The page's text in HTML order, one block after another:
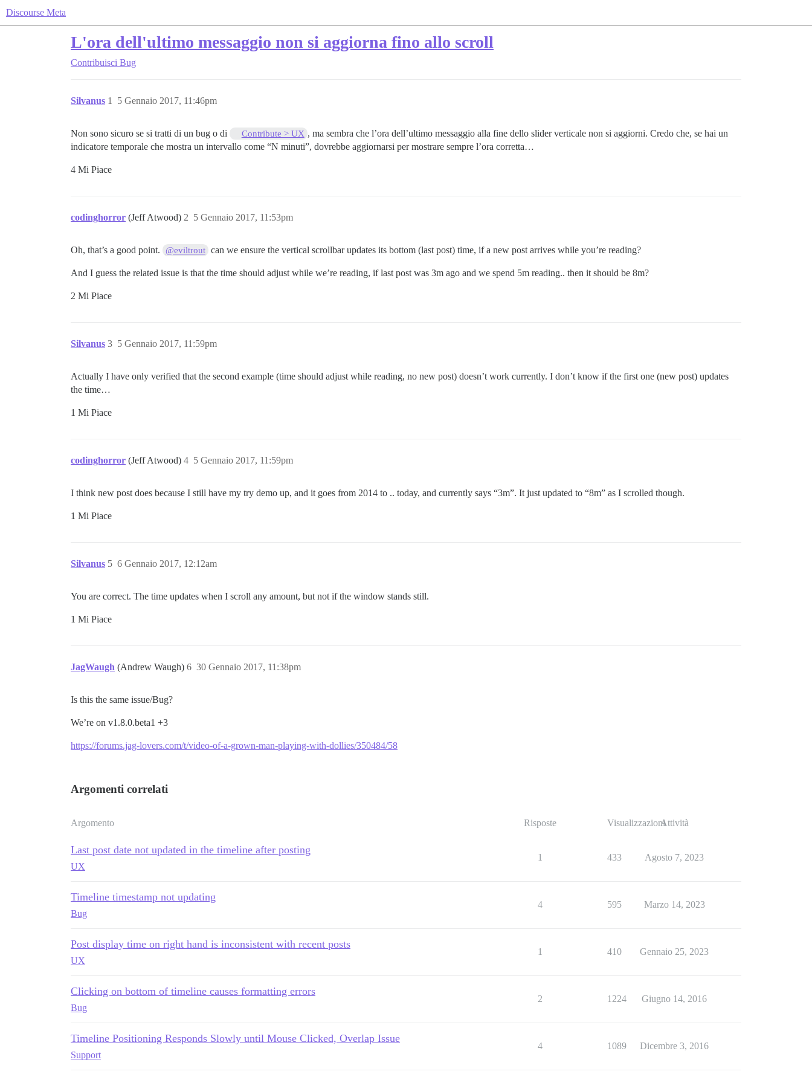
Discourse Meta
L'ora dell'ultimo messaggio non si aggiorna fino allo scroll
Contribuisci Bug
Silvanus 5 Gennaio 2017, 11:46pm
1
Non sono sicuro se si tratti di un bug o di Contribute > UX , ma sembra che l’ora dell’ultimo messaggio alla fine dello slider verticale non si aggiorni. Credo che, se hai un
indicatore temporale che mostra un intervallo come “N minuti”, dovrebbe aggiornarsi per mostrare sempre l’ora corretta…
4 Mi Piace
codinghorror (Jeff Atwood) 5 Gennaio 2017, 11:53pm
2
Oh, that’s a good point. @eviltrout can we ensure the vertical scrollbar updates its bottom (last post) time, if a new post arrives while you’re reading?
And I guess the related issue is that the time should adjust while we’re reading, if last post was 3m ago and we spend 5m reading.. then it should be 8m?
2 Mi Piace
Silvanus 5 Gennaio 2017, 11:59pm
3
Actually I have only verified that the second example (time should adjust while reading, no new post) doesn’t work currently. I don’t know if the first one (new post) updates
the time…
1 Mi Piace
codinghorror (Jeff Atwood) 5 Gennaio 2017, 11:59pm
4
I think new post does because I still have my try demo up, and it goes from 2014 to .. today, and currently says “3m”. It just updated to “8m” as I scrolled though.
1 Mi Piace
Silvanus 6 Gennaio 2017, 12:12am
5
You are correct. The time updates when I scroll any amount, but not if the window stands still.
1 Mi Piace
JagWaugh (Andrew Waugh) 30 Gennaio 2017, 11:38pm
6
Is this the same issue/Bug?
We’re on v1.8.0.beta1 +3
https://forums.jag-lovers.com/t/video-of-a-grown-man-playing-with-dollies/350484/58
Argomenti correlati
Argomento Risposte VisualizzazioniAttività
Last post date not updated in the timeline after posting
UX
1 433 Agosto 7, 2023
Timeline timestamp not updating
Bug
4 595 Marzo 14, 2023
Post display time on right hand is inconsistent with recent posts
UX
1 410 Gennaio 25, 2023
Clicking on bottom of timeline causes formatting errors
Bug
2 1224 Giugno 14, 2016
Timeline Positioning Responds Slowly until Mouse Clicked, Overlap Issue
Support
4 1089 Dicembre 3, 2016